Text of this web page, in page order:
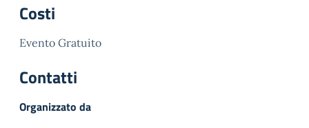
Costi
Evento Gratuito
Contatti
Organizzato da